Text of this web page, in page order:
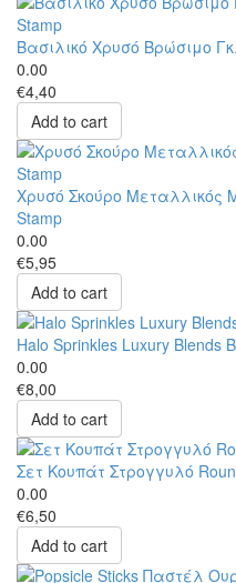
Βασιλικό Χρυσό Βρώσιμο
0.00
€4,40
Add to cart
Χρυσό Σκούρο Μεταλλικός
Stamp
0.00
€5,95
Add to cart
Halo Sprinkles Luxury
0.00
€8,00
Add to cart
Σετ Κουπάτ Στρογγυλό
0.00
€6,50
Add to cart